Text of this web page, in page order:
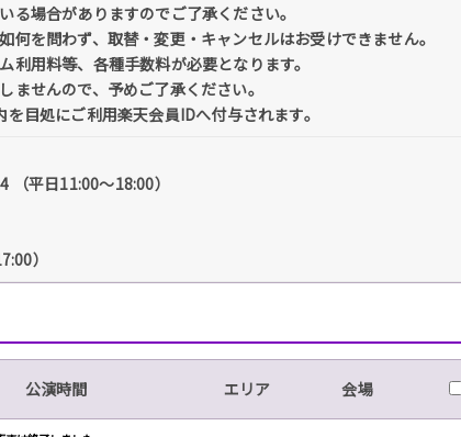
場合がありますのでご了承ください。
を問わず、取替・変更・キャンセルはお受けできません。
用料等、各種手数料が必要となります。
せんので、予めご了承ください。
目処にご利用楽天会員IDへ付与されます。
平日11:00～18:00）
）
公演時間 エリア 会場